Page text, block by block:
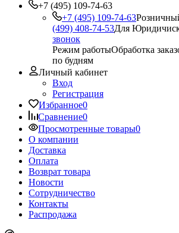
+7 (495) 109-74-63
+7 (495) 109-74-63
(499) 408-74-53Для
звонок
Режим работыОбработка
по будням
Личный кабинет
Вход
Регистрация
Избранное0
Сравнение0
Просмотренные товары0
О компании
Доставка
Оплата
Возврат товара
Новости
Сотрудничество
Контакты
Распродажа